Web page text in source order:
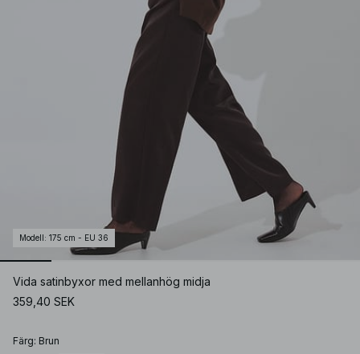
Modell : 175 cm - EU 36
Vida satinbyxor med mellanhög midja
359,40 SEK
Färg: Brun